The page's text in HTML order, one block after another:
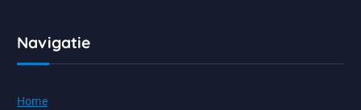
Navigatie
Home